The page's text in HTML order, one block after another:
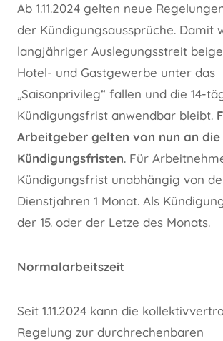
Ab 1.11.2024 gelten neue
der Kündigungsaussprüche. Damit
langjähriger Auslegungsstreit
Hotel- und Gastgewerbe unter das
„Saisonprivileg“ fallen und die 14-
Kündigungsfrist anwendbar bleibt.
Arbeitgeber gelten von nun an die
Kündigungsfristen. Für
Kündigungsfrist unabhängig von
Dienstjahren 1 Monat. Als
der 15. oder der Letze des Monats.
Normalarbeitszeit
Seit 1.11.2024 kann die
Regelung zur durchrechenbaren